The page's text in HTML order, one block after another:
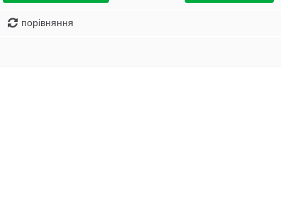
порівняння